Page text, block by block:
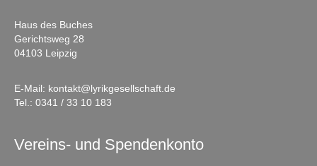
Haus des Buches
Gerichtsweg 28
04103 Leipzig
E-Mail: kontakt@lyrikgesellschaft.de
Tel.: 0341 / 33 10 183
Vereins- und Spendenkonto